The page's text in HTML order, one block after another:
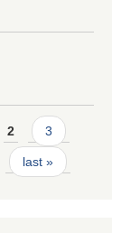
2 3
last »